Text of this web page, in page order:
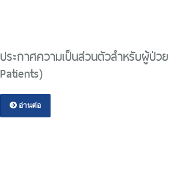
ประกาศความเป็นส่วนตัวสำหรับผู้ป่ว
Patients)
อ่านต่อ